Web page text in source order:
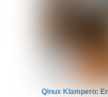
Qinux Klampero: